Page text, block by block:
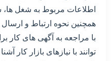
اطلاعات مربوط به شغل ها،
همچنین نحوه ارتباط و ارسال
با مراجعه به آگهی های کار
توانند با نیازهای بازار